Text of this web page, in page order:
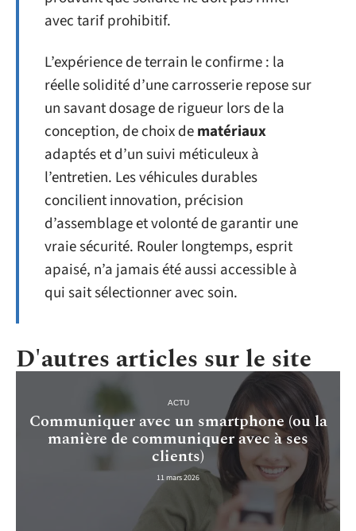
avec tarif prohibitif.
L’expérience de terrain le confirme : la
réelle solidité d’une carrosserie repose sur
un savant dosage de rigueur lors de la
conception, de choix dematériaux
adaptés et d’un suivi méticuleux à
l’entretien. Les véhicules durables
concilient innovation, précision
d’assemblage et volonté de garantir une
vraie sécurité. Rouler longtemps, esprit
apaisé, n’a jamais été aussi accessible à
qui sait sélectionner avec soin.
D'autres articles sur le site
ACTU
Communiquer avec un smartphone (ou la
manière de communiquer avec à ses
clients)
11 mars 2026